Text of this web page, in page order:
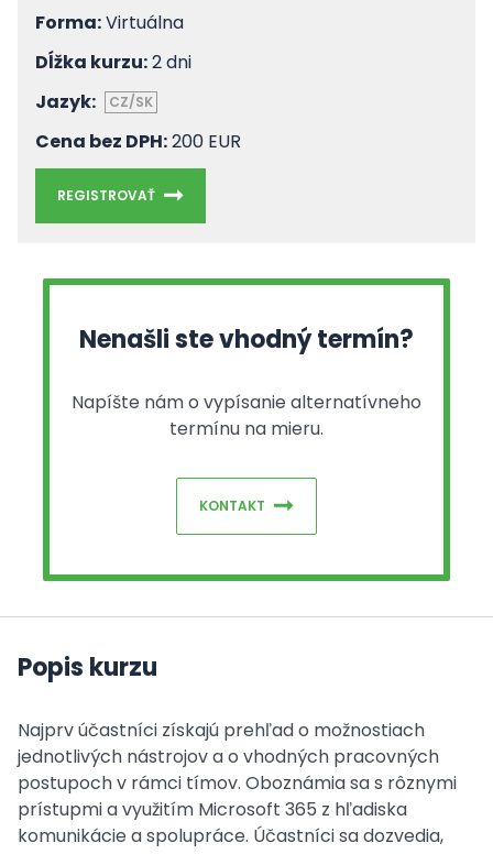
Forma:Virtuálna
Dĺžka kurzu:2 dni
Jazyk:
CZ/SK
Cena bez DPH:200 EUR
REGISTROVAŤ
Nenašli ste vhodný termín?
Napíšte nám o vypísanie alternatívneho
termínu na mieru.
KONTAKT
Popis kurzu
Najprv účastníci získajú prehľad o možnostiach
jednotlivých nástrojov a o vhodných pracovných
postupoch v rámci tímov. Oboznámia sa s rôznymi
prístupmi a využitím Microsoft 365 z hľadiska
komunikácie a spolupráce. Účastníci sa dozvedia,